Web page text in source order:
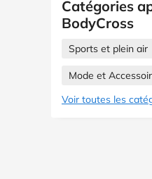
Catégories
BodyCross
Sports et plein air
Mode et
Voir toutes les